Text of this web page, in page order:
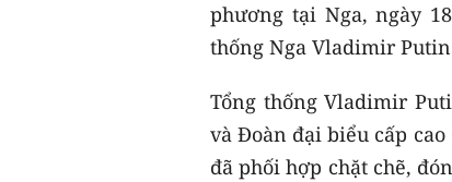
phương tại Nga, ngày
thống Nga Vladimir
Tổng thống Vladimir
và Đoàn đại biểu cấp
đã phối hợp chặt chẽ,